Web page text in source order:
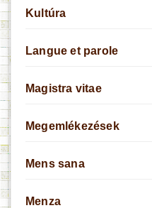
Kultúra
Langue et parole
Magistra vitae
Megemlékezések
Mens sana
Menza